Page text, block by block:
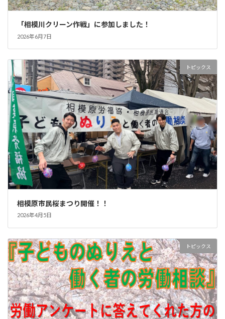
「相模川クリーン作戦」に参加しました！
2026年6月7日
トピックス
相模原市民桜まつり開催！！
2026年4月5日
トピックス